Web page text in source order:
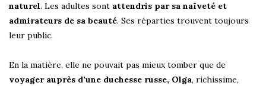
naturel. Les adultes sont attendris par sa naïveté et
admirateurs de sa beauté. Ses réparties trouvent toujours
leur public.
En la matière, elle ne pouvait pas mieux tomber que de
voyager auprès d’une duchesse russe, Olga, richissime,